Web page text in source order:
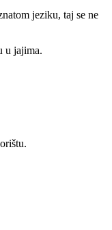
jeziku, taj se ne
u jajima.